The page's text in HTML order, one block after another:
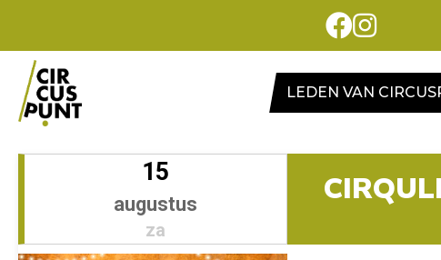
LEDEN VAN
15
augustus
za